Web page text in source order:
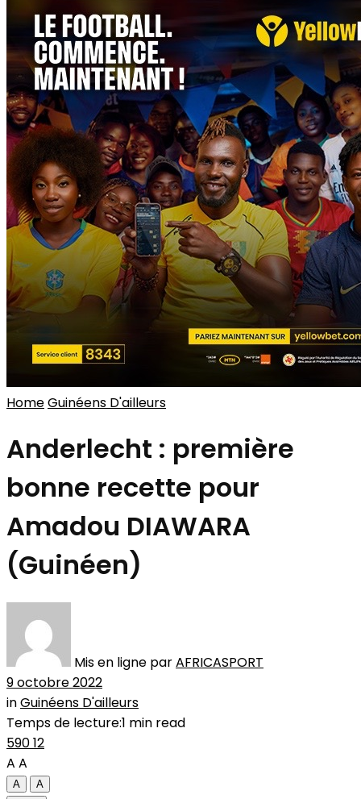
HomeGuinéens D'ailleurs
Anderlecht : première
bonne recette pour
Amadou DIAWARA
(Guinéen)
Mis en ligne parAFRICASPORT
9 octobre 2022
inGuinéens D'ailleurs
Temps de lecture:1 min read
59012
A A
A
A